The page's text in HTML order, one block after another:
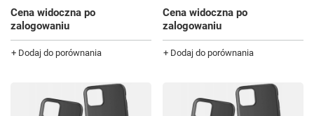
Cena widoczna po
zalogowaniu
+ Dodaj do porównania
Cena widoczna po
zalogowaniu
+ Dodaj do porównania